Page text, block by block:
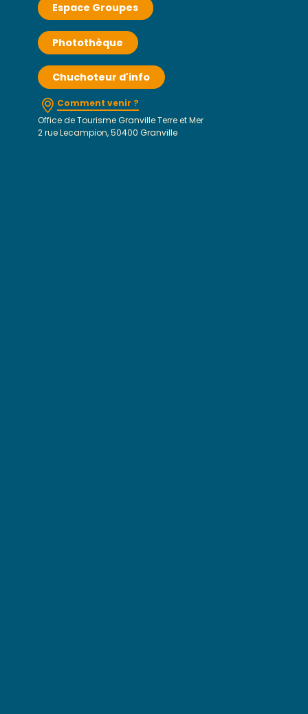
Espace Groupes
Photothèque
Chuchoteur d'info
Comment venir ?
Office de Tourisme Granville Terre et Mer
2 rue Lecampion, 50400 Granville